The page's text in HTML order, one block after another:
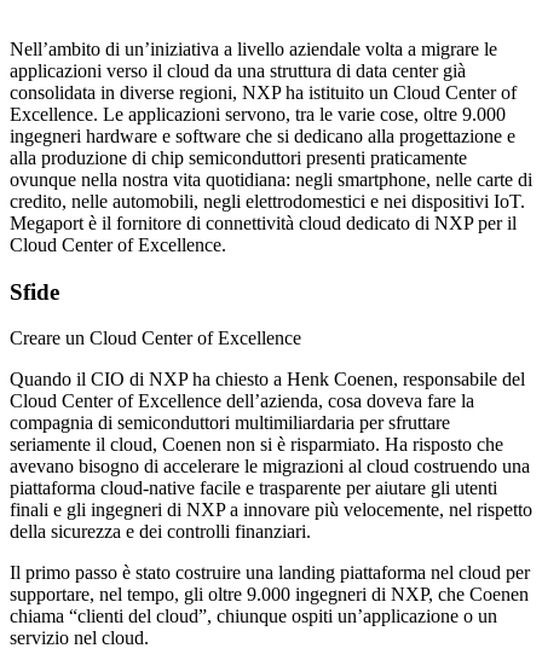
Nell’ambito di un’iniziativa a livello aziendale volta a migrare le
applicazioni verso il cloud da una struttura di data center già
consolidata in diverse regioni, NXP ha istituito un Cloud Center of
Excellence. Le applicazioni servono, tra le varie cose, oltre 9.000
ingegneri hardware e software che si dedicano alla progettazione e
alla produzione di chip semiconduttori presenti praticamente
ovunque nella nostra vita quotidiana: negli smartphone, nelle carte di
credito, nelle automobili, negli elettrodomestici e nei dispositivi IoT.
Megaport è il fornitore di connettività cloud dedicato di NXP per il
Cloud Center of Excellence.
Sfide
Creare un Cloud Center of Excellence
Quando il CIO di NXP ha chiesto a Henk Coenen, responsabile del
Cloud Center of Excellence dell’azienda, cosa doveva fare la
compagnia di semiconduttori multimiliardaria per sfruttare
seriamente il cloud, Coenen non si è risparmiato. Ha risposto che
avevano bisogno di accelerare le migrazioni al cloud costruendo una
piattaforma cloud-native facile e trasparente per aiutare gli utenti
finali e gli ingegneri di NXP a innovare più velocemente, nel rispetto
della sicurezza e dei controlli finanziari.
Il primo passo è stato costruire una landing piattaforma nel cloud per
supportare, nel tempo, gli oltre 9.000 ingegneri di NXP, che Coenen
chiama “clienti del cloud”, chiunque ospiti un’applicazione o un
servizio nel cloud.